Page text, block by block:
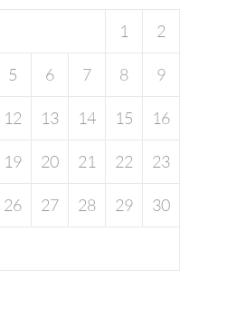
1 2
5 6 7 8 9
12 13 14 15 16
19 20 21 22 23
26 27 28 29 30